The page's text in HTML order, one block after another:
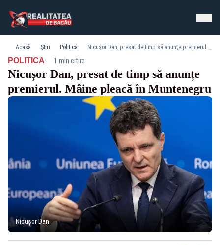
Acasă Știri Politica Nicușor Dan, presat de timp să anunțe premierul. Mâine pleacă în Muntenegru
POLITICA· 1 min citire
Nicușor Dan, presat de timp să anunțe
premierul. Mâine pleacă în Muntenegru
Nicușor Dan